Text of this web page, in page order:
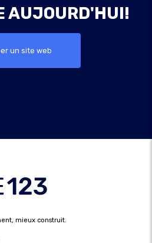
AUJOURD'HUI!
un site web
mieux construit.